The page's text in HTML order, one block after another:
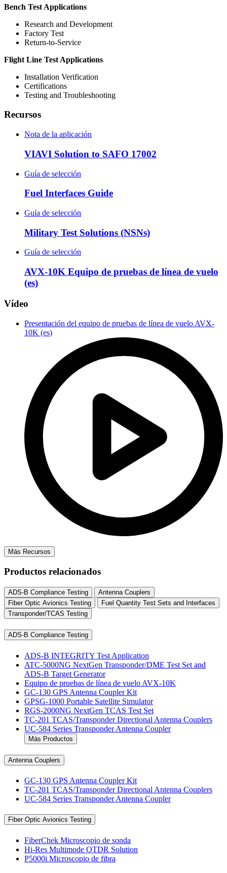
Bench Test Applications
Research and Development
Factory Test
Return-to-Service
Flight Line Test Applications
Installation Verification
Certifications
Testing and Troubleshooting
Recursos
Nota de la aplicación
VIAVI Solution to SAFO 17002
Guía de selección
Fuel Interfaces Guide
Guía de selección
Military Test Solutions (NSNs)
Guía de selección
AVX-10K Equipo de pruebas de línea de vuelo
(es)
Vídeo
Presentación del equipo de pruebas de línea de vuelo AVX-
10K (es)
Más Recursos
Productos relacionados
ADS-B Compliance Testing
Antenna Couplers
Fiber Optic Avionics Testing
Fuel Quantity Test Sets and Interfaces
Transponder/TCAS Testing
ADS-B Compliance Testing
ADS-B INTEGRITY Test Application
ATC-5000NG NextGen Transponder/DME Test Set and
ADS-B Target Generator
Equipo de pruebas de línea de vuelo AVX-10K
GC-130 GPS Antenna Coupler Kit
GPSG-1000 Portable Satellite Simulator
RGS-2000NG NextGen TCAS Test Set
TC-201 TCAS/Transponder Directional Antenna Couplers
UC-584 Series Transponder Antenna Coupler
Más Productos
Antenna Couplers
GC-130 GPS Antenna Coupler Kit
TC-201 TCAS/Transponder Directional Antenna Couplers
UC-584 Series Transponder Antenna Coupler
Fiber Optic Avionics Testing
FiberChek Microscopio de sonda
Hi-Res Multimode OTDR Solution
P5000i Microscopio de fibra